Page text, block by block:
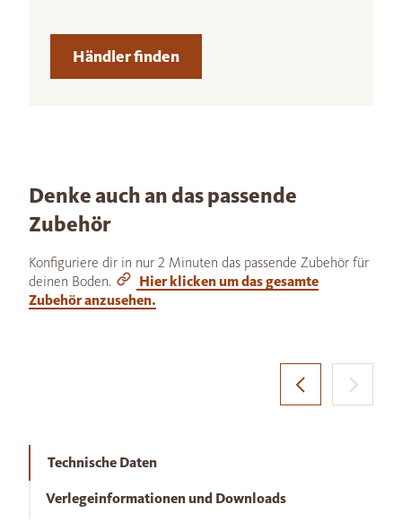
Händler finden
Denke auch an das passende
Zubehör
Konfiguriere dir in nur 2 Minuten das passende Zubehör für
deinen Boden.
Hier klicken um das gesamte
Zubehör anzusehen.
Technische Daten
Verlegeinformationen und Downloads